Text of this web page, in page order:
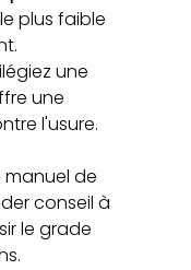
plus faible
une
une
l'usure.
manuel de
conseil à
le grade